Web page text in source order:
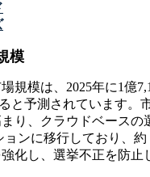
模
規模は、2025年に1億
と予測されています
り、クラウドベース
ンに移行しており、
化し、選挙不正を防